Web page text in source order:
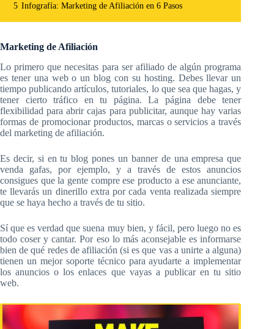
5 Infografía: Marketing de Afiliación en 6 Pasos
Marketing de Afiliación
Lo primero que necesitas para ser afiliado de algún programa
es tener una web o un blog con su hosting. Debes llevar un
tiempo publicando artículos, tutoriales, lo que sea que hagas, y
tener cierto tráfico en tu página. La página debe tener
flexibilidad para abrir cajas para publicitar, aunque hay varias
formas de promocionar productos, marcas o servicios a través
del marketing de afiliación.
Es decir, si en tu blog pones un banner de una empresa que
venda gafas, por ejemplo, y a través de estos anuncios
consigues que la gente compre ese producto a ese anunciante,
te llevarás un dinerillo extra por cada venta realizada siempre
que se haya hecho a través de tu sitio.
Sí que es verdad que suena muy bien, y fácil, pero luego no es
todo coser y cantar. Por eso lo más aconsejable es informarse
bien de qué redes de afiliación (si es que vas a unirte a alguna)
tienen un mejor soporte técnico para ayudarte a implementar
los anuncios o los enlaces que vayas a publicar en tu sitio
web.